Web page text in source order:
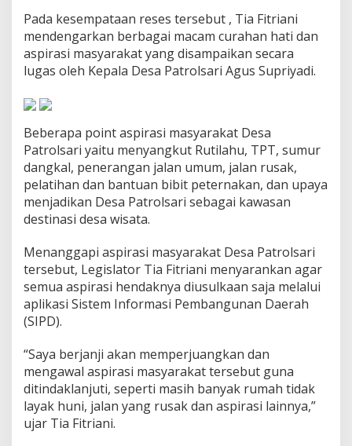
a
p
A
s
p
s
i
d
i
D
e
s
P
a
t
r
o
a
r
i
Pada kesempataan reses tersebut , Tia Fitriani
mendengarkan berbagai macam curahan hati dan
aspirasi masyarakat yang disampaikan secara
lugas oleh Kepala Desa Patrolsari Agus Supriyadi.
Beberapa point aspirasi masyarakat Desa
Patrolsari yaitu menyangkut Rutilahu, TPT, sumur
dangkal, penerangan jalan umum, jalan rusak,
pelatihan dan bantuan bibit peternakan, dan upaya
menjadikan Desa Patrolsari sebagai kawasan
destinasi desa wisata.
Menanggapi aspirasi masyarakat Desa Patrolsari
tersebut, Legislator Tia Fitriani menyarankan agar
semua aspirasi hendaknya diusulkaan saja melalui
aplikasi Sistem Informasi Pembangunan Daerah
(SIPD).
“Saya berjanji akan memperjuangkan dan
mengawal aspirasi masyarakat tersebut guna
ditindaklanjuti, seperti masih banyak rumah tidak
layak huni, jalan yang rusak dan aspirasi lainnya,”
ujar Tia Fitriani.